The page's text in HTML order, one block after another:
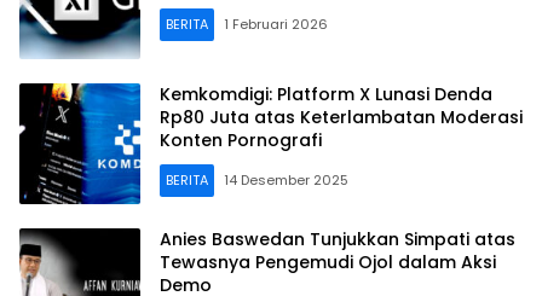
BERITA 1 Februari 2026
Kemkomdigi: Platform X Lunasi Denda
Rp80 Juta atas Keterlambatan Moderasi
Konten Pornografi
BERITA 14 Desember 2025
Anies Baswedan Tunjukkan Simpati atas
Tewasnya Pengemudi Ojol dalam Aksi
Demo